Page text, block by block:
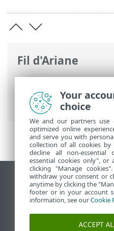
Fil d'Ariane
Aide en ligne d'ESET>
Antivirus
>
Notifications
Afficher le site pour
End of Life
Base de connaissances
Forum ESET
Your
choice
We and our partners
optimized online
and serve you with
collection of all cookies by
decline all non-essential
essential cookies only",
clicking "Manage
withdraw your consent or
anytime by clicking the
footer or in your account
information, see ourCookie
ACCEPT